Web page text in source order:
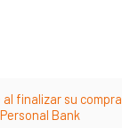
finalizar su
Bank